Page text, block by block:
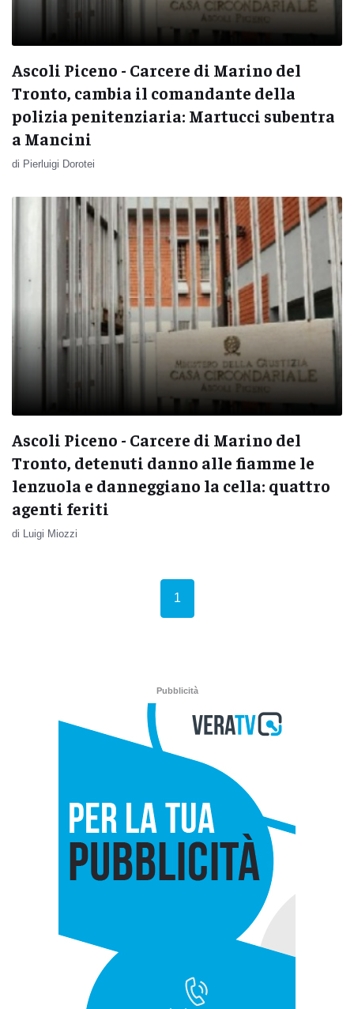
Ascoli Piceno - Carcere di Marino del
Tronto, cambia il comandante della
polizia penitenziaria: Martucci subentra
a Mancini
di Pierluigi Dorotei
Ascoli Piceno - Carcere di Marino del
Tronto, detenuti danno alle fiamme le
lenzuola e danneggiano la cella: quattro
agenti feriti
di Luigi Miozzi
1(current)
Pubblicità